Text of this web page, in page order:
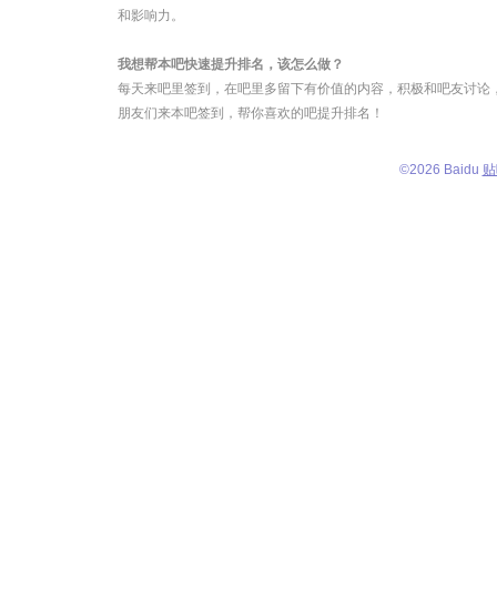
和影响力。
我想帮本吧快速提升排名，该怎么做？
每天来吧里签到，在吧里多留下有价值的内容，积极和吧友讨
朋友们来本吧签到，帮你喜欢的吧提升排名！
©2026 Baidu